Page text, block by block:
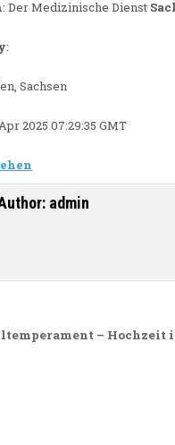
: Der Medizinische Dienst
:
Sachsen
2025 07:29:35 GMT
admin
– Hochzeit